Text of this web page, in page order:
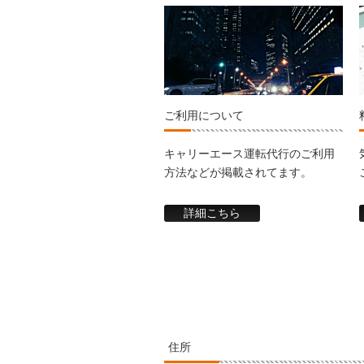
ご利用について
キャリーエース運転代行のご利用
方法などが掲載されてます。
詳細こちら
住所